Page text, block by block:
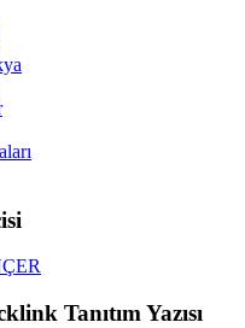
Tanıtım Yazısı